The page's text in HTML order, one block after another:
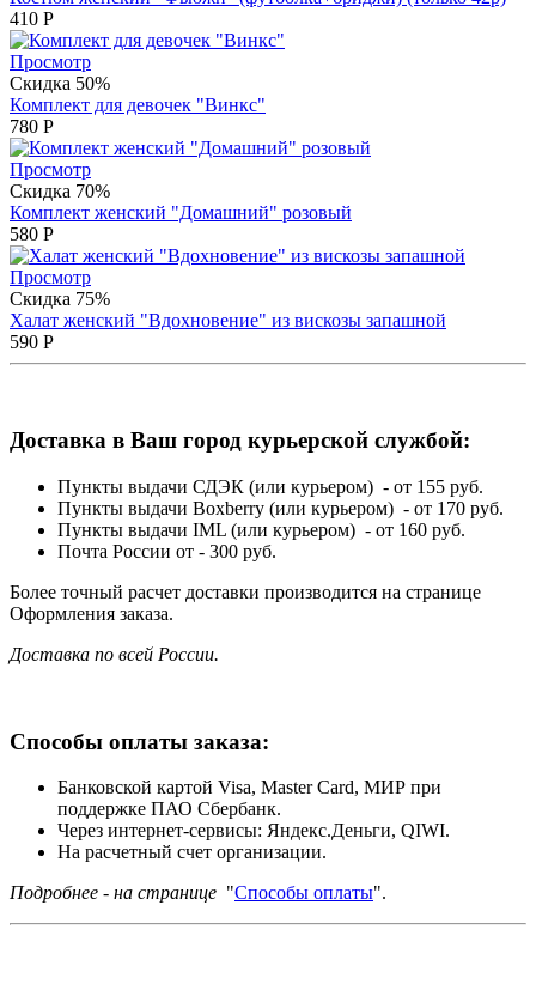
410 Р
Просмотр
Скидка 50%
Комплект для девочек "Винкс"
780 Р
Просмотр
Скидка 70%
Комплект женский "Домашний" розовый
580 Р
Просмотр
Скидка 75%
Халат женский "Вдохновение" из вискозы запашной
590 Р
Доставка в Ваш город курьерской службой:
Пункты выдачи СДЭК (или курьером) - от 155 руб.
Пункты выдачи Boxberry (или курьером) - от 170 руб.
Пункты выдачи IML (или курьером) - от 160 руб.
Почта России от - 300 руб.
Более точный расчет доставки производится на странице
Оформления заказа.
Доставка по всей России.
Способы оплаты заказа:
Банковской картой Visa, Master Card, МИР при
поддержке ПАО Сбербанк.
Через интернет-сервисы: Яндекс.Деньги, QIWI.
На расчетный счет организации.
Подробнее - на странице "Способы оплаты".